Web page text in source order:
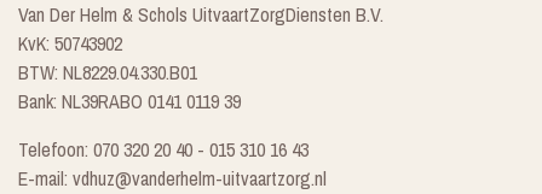
Van Der Helm & Schols UitvaartZorgDiensten B.V.
KvK: 50743902
BTW: NL8229.04.330.B01
Bank: NL39RABO 0141 0119 39
Telefoon: 070 320 20 40 - 015 310 16 43
E-mail: vdhuz@vanderhelm-uitvaartzorg.nl